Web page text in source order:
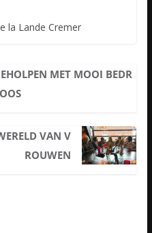
la Lande Cremer
MET MOOI BEDR
VAN V
ROUWEN